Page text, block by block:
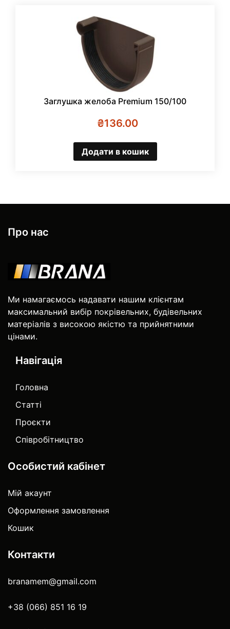
Заглушка желоба Premium 150/100
₴136.00
Додати в кошик
Про нас
Ми намагаємось надавати нашим клієнтам
максимальний вибір покрівельних, будівельних
матеріалів з високою якістю та прийнятними
цінами.
Навігація
Головна
Статті
Проєкти
Співробітництво
Особистий кабінет
Мій акаунт
Оформлення замовлення
Кошик
Контакти
branamem@gmail.com
+38 (066) 851 16 19